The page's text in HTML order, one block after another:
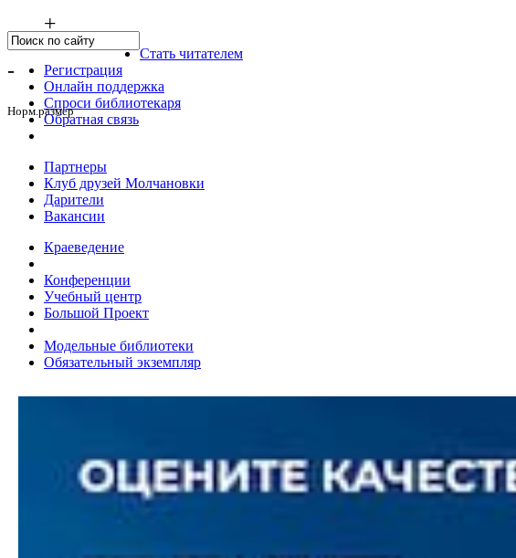
+
-
Норм.размер
Стать читателем
Регистрация
Онлайн поддержка
Спроси библиотекаря
Обратная связь
Партнеры
Клуб друзей Молчановки
Дарители
Вакансии
Краеведение
Конференции
Учебный центр
Большой Проект
Модельные библиотеки
Обязательный экземпляр